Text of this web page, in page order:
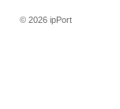
© 2026 ipPort